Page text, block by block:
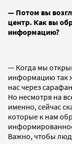
— Потом вы
центр. Как вы
информацию?
— Когда мы
информацию так
нас через
Но несмотря на
именно, сейчас
которые к нам
Важно, чтобы